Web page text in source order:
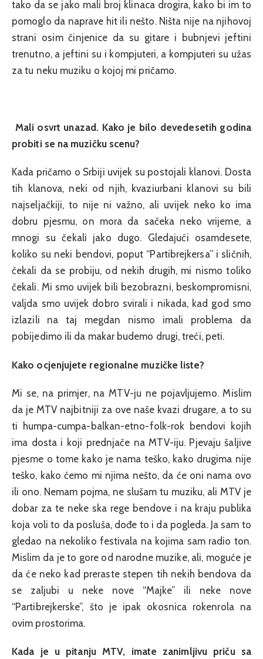
tako da se jako mali broj klinaca drogira, kako bi im to
pomoglo da naprave hit ili nešto. Ništa nije na njihovoj
strani osim činjenice da su gitare i bubnjevi jeftini
trenutno, a jeftini su i kompjuteri, a kompjuteri su užas
za tu neku muziku o kojoj mi pričamo.
Mali osvrt unazad. Kako je bilo devedesetih godina
probiti se na muzičku scenu?
Kada pričamo o Srbiji uvijek su postojali klanovi. Dosta
tih klanova, neki od njih, kvaziurbani klanovi su bili
najseljačkiji, to nije ni važno, ali uvijek neko ko ima
dobru pjesmu, on mora da sačeka neko vrijeme, a
mnogi su čekali jako dugo. Gledajući osamdesete,
koliko su neki bendovi, poput “Partibrejkersa” i sličnih,
čekali da se probiju, od nekih drugih, mi nismo toliko
čekali. Mi smo uvijek bili bezobrazni, beskompromisni,
valjda smo uvijek dobro svirali i nikada, kad god smo
izlazili na taj megdan nismo imali problema da
pobijedimo ili da makar budemo drugi, treći, peti.
Kako ocjenjujete regionalne muzičke liste?
Mi se, na primjer, na MTV-ju ne pojavljujemo. Mislim
da je MTV najbitniji za ove naše kvazi drugare, a to su
ti humpa-cumpa-balkan-etno-folk-rok bendovi kojih
ima dosta i koji prednjače na MTV-iju. Pjevaju šaljive
pjesme o tome kako je nama teško, kako drugima nije
teško, kako ćemo mi njima nešto, da će oni nama ovo
ili ono. Nemam pojma, ne slušam tu muziku, ali MTV je
dobar za te neke ska rege bendove i na kraju publika
koja voli to da posluša, dođe to i da pogleda. Ja sam to
gledao na nekoliko festivala na kojima sam radio ton.
Mislim da je to gore od narodne muzike, ali, moguće je
da će neko kad preraste stepen tih nekih bendova da
se zaljubi u neke nove “Majke” ili neke nove
“Partibrejkerske”, što je ipak okosnica rokenrola na
ovim prostorima.
Kada je u pitanju MTV, imate zanimljivu priču sa